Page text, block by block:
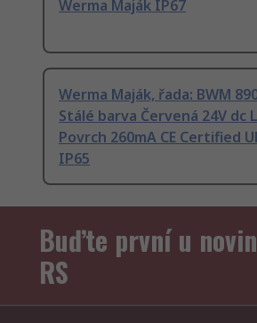
Werma Maják IP67
Werma Maják, řada: BWM
Stálé barva Červená 24V dc
Povrch 260mA CE Certified
IP65
Buďte první u
RS